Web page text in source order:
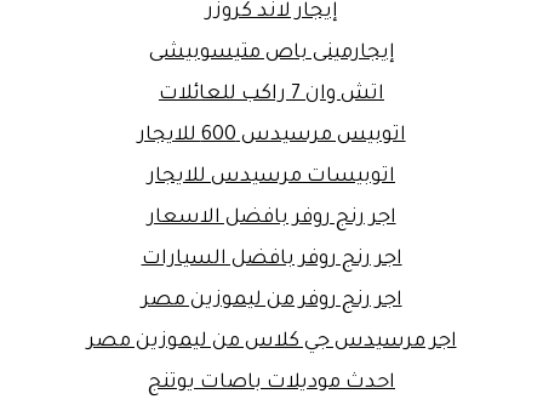
إيجار لاند كروزر
إيجارمينى باص متيسوبيشى
اتش وان 7 راكب للعائلات
اتوبيس مرسيدس 600 للايجار
اتوبيسات مرسيدس للايجار
اجر رنج روفر بافضل الاسعار
اجر رنج روفر بافضل السيارات
اجر رنج روفر من ليموزين مصر
اجر مرسيدس جي كلاس من ليموزين مصر
احدث موديلات باصات يوتنج